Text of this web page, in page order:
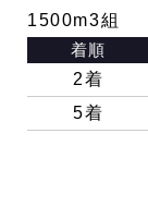
1500m3組
着順
2着
5着